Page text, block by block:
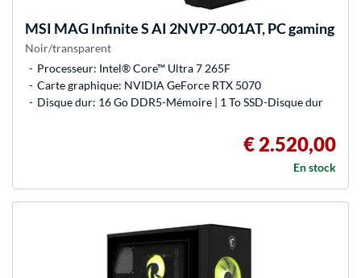
MSI MAG Infinite S AI 2NVP7-001AT, PC gaming
Noir/transparent
Processeur: Intel® Core™ Ultra 7 265F
Carte graphique: NVIDIA GeForce RTX 5070
Disque dur: 16 Go DDR5-Mémoire | 1 To SSD-Disque dur
€ 2.520,00
En stock